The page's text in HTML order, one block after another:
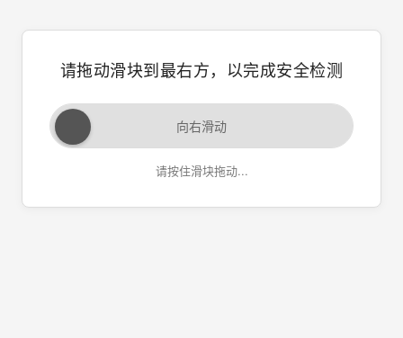
请拖动滑块到最右方，以完成安全检测
向右滑动
请按住滑块拖动...